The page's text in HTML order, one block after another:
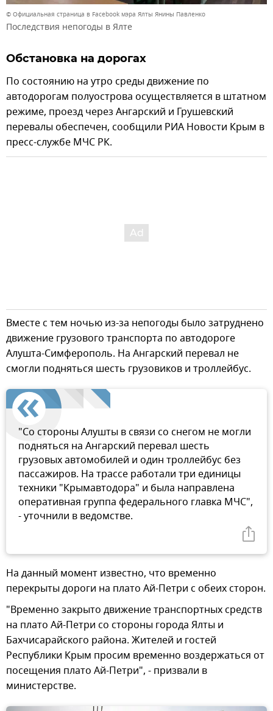
© Официальная страница в Facebook мэра Ялты Янины Павленко
Последствия непогоды в Ялте
Обстановка на дорогах
По состоянию на утро среды движение по
автодорогам полуострова осуществляется в штатном
режиме, проезд через Ангарский и Грушевский
перевалы обеспечен, сообщили РИА Новости Крым в
пресс-службе МЧС РК.
Вместе с тем ночью из-за непогоды было затруднено
движение грузового транспорта по автодороге
Алушта-Симферополь. На Ангарский перевал не
смогли подняться шесть грузовиков и троллейбус.
"Со стороны Алушты в связи со снегом не могли
подняться на Ангарский перевал шесть
грузовых автомобилей и один троллейбус без
пассажиров. На трассе работали три единицы
техники "Крымавтодора" и была направлена
оперативная группа федерального главка МЧС",
- уточнили в ведомстве.
На данный момент известно, что временно
перекрыты дороги на плато Ай-Петри с обеих сторон.
"Временно закрыто движение транспортных средств
на плато Ай-Петри со стороны города Ялты и
Бахчисарайского района. Жителей и гостей
Республики Крым просим временно воздержаться от
посещения плато Ай-Петри", - призвали в
министерстве.